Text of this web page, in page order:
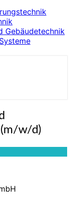
Gebäudetechnik
w/d)